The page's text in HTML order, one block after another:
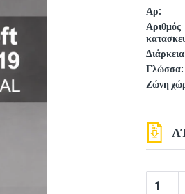
Αρ:
Αριθμός
Γλώσσα:
Ζώνη